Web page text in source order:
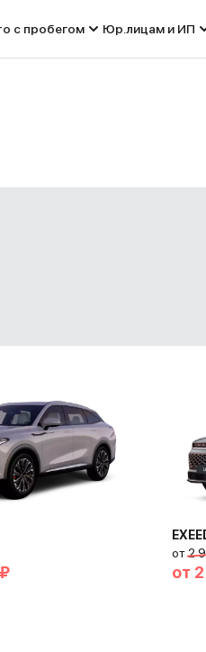
с пробегом Юр.лицам и ИП
от2
от